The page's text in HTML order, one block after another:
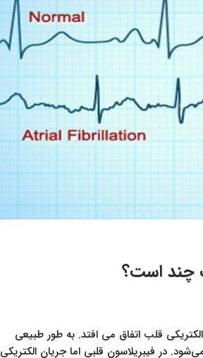
چند است؟
قلب اتفاق می افتد. به طور طبیعی
در فيبريلاسون‌ قلبی اما جریان الکتریکی